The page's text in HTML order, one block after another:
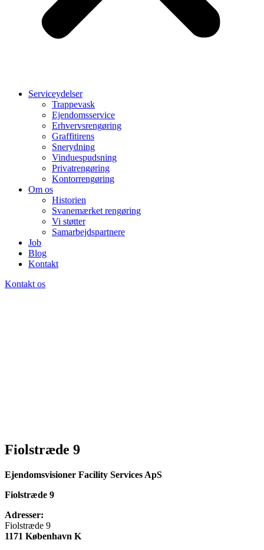
Serviceydelser
Trappevask
Ejendomsservice
Erhvervsrengøring
Graffitirens
Snerydning
Vinduespudsning
Privatrengøring
Kontorrengøring
Om os
Historien
Svanemærket rengøring
Vi støtter
Samarbejdspartnere
Job
Blog
Kontakt
Kontakt os
Fiolstræde 9
Ejendomsvisioner Facility Services ApS
Fiolstræde 9
Adresser:
Fiolstræde 9
1171 København K